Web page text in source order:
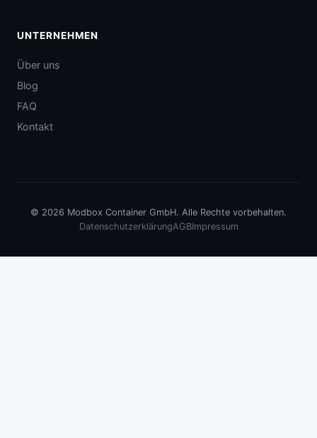
UNTERNEHMEN
Über uns
Blog
FAQ
Kontakt
© 2026 Modbox Container GmbH. Alle Rechte vorbehalten.
DatenschutzerklärungAGBImpressum